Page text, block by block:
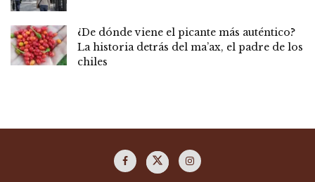
¿De dónde viene el picante más auténtico?
La historia detrás del ma’ax, el padre de los
chiles